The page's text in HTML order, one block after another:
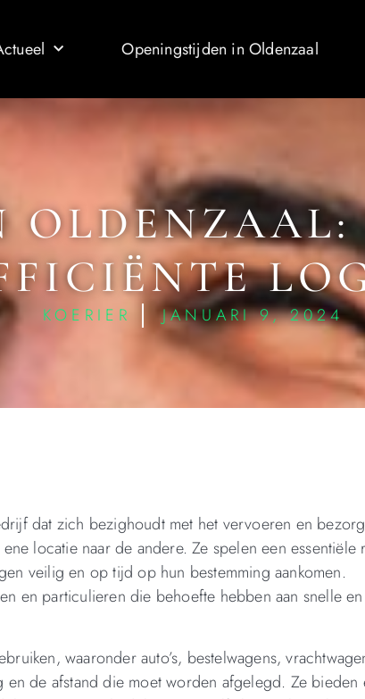
Openingstijden in Oldenzaal
OLDENZAAL:
KOERIER JANUARI 9, 2024
dat zich bezighoudt met het vervoeren en
locatie naar de andere. Ze spelen een essentiële
veilig en op tijd op hun bestemming aankomen.
en particulieren die behoefte hebben aan snelle
waaronder auto’s, bestelwagens,
de afstand die moet worden afgelegd. Ze bieden